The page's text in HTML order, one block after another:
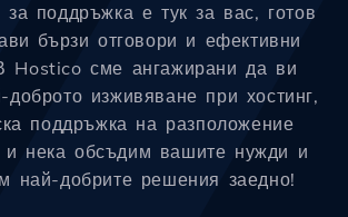
поддръжка е тук за вас, готов
бързи отговори и ефективни
Hostico сме ангажирани да ви
доброто изживяване при хостинг,
поддръжка на разположение
нека обсъдим вашите нужди и
най-добрите решения заедно!